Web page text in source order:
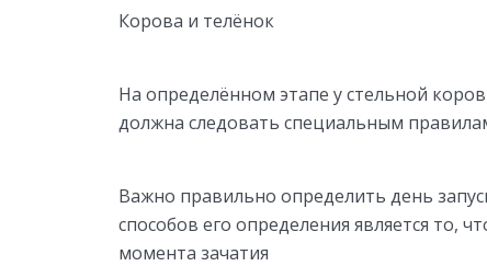
Корова и телёнок
На определённом этапе у стельной
должна следовать специальным
Важно правильно определить день
способов его определения является то,
момента зачатия